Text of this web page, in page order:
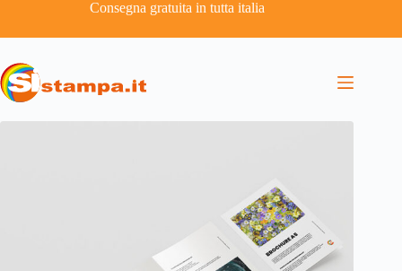
Consegna gratuita in tutta italia